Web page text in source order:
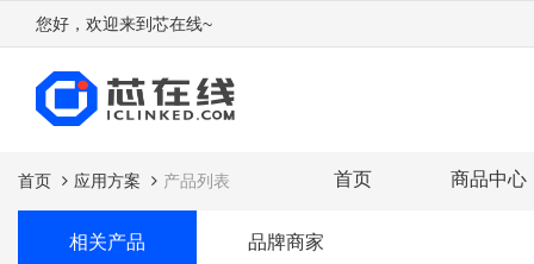
您好，欢迎来到芯在线~
首页 商品中心
首页 应用方案 产品列表
相关产品 品牌商家